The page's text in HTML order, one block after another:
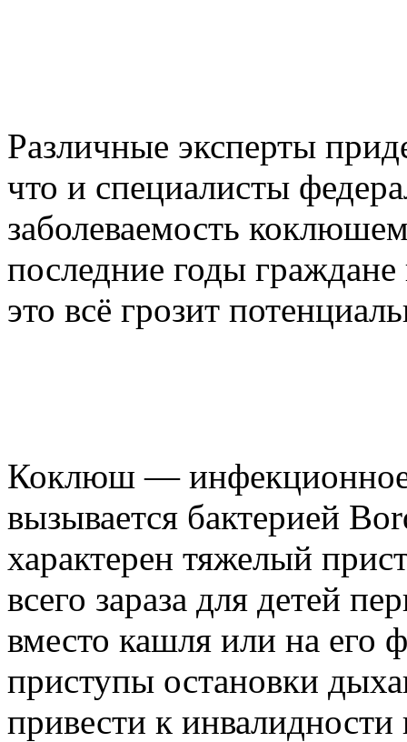
Различные эксперты
что и специалисты
заболеваемость
последние годы
это всё грозит
Коклюш — инфекционное
вызывается бактерией
характерен тяжелый
всего зараза для детей
вместо кашля или на его
приступы остановки
привести к